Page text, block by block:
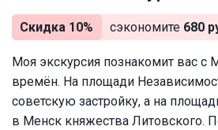
Скидка 10% сэкономите 680
Моя экскурсия познакомит вас с
времён. На площади
советскую застройку, а на
в Менск княжества Литовского.